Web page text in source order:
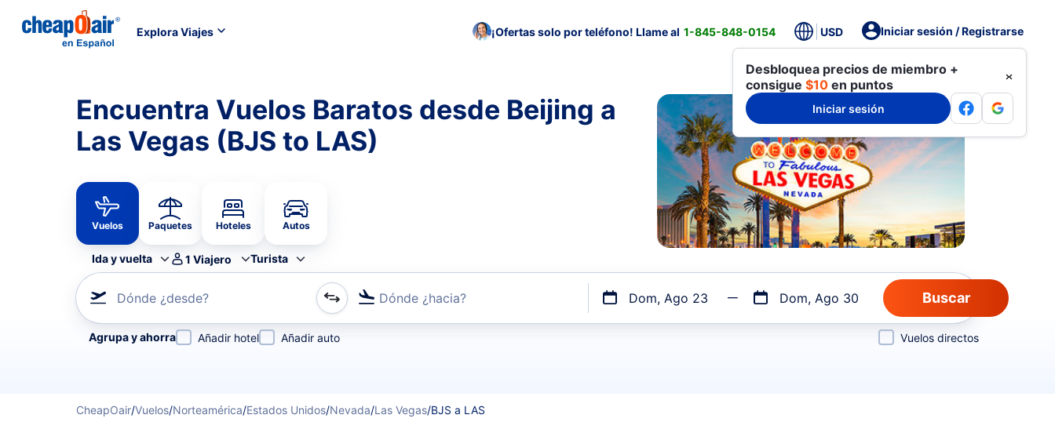
Explora Viajes ¡Ofertas solo por teléfono! Llame al 1-845-848-0154 USD Iniciar sesión / Registrarse
Desbloquea precios de miembro +
consigue $10 en puntos
Iniciar sesión
Encuentra Vuelos Baratos desde Beijing a
Las Vegas (BJS to LAS)
Vuelos Paquetes Hoteles Autos
Ida y vuelta 1 Viajero Turista
Dónde ¿desde? Dónde ¿hacia? Dom, Ago 23 Dom, Ago 30
Refina tu búsqueda por aerolínea, por ciudad o aeropuerto o por vuelos directos
Agrupa y ahorra Añadir hotel Añadir auto Vuelos directos
CheapOair/Vuelos/Norteamérica/Estados Unidos/Nevada/Las Vegas/BJS a LAS